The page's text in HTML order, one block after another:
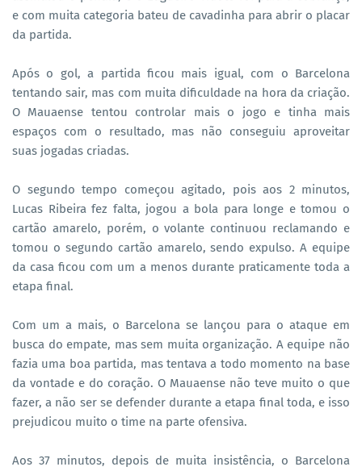
e com muita categoria bateu de cavadinha para abrir o placar
da partida.
Após o gol, a partida ficou mais igual, com o Barcelona
tentando sair, mas com muita dificuldade na hora da criação.
O Mauaense tentou controlar mais o jogo e tinha mais
espaços com o resultado, mas não conseguiu aproveitar
suas jogadas criadas.
O segundo tempo começou agitado, pois aos 2 minutos,
Lucas Ribeira fez falta, jogou a bola para longe e tomou o
cartão amarelo, porém, o volante continuou reclamando e
tomou o segundo cartão amarelo, sendo expulso. A equipe
da casa ficou com um a menos durante praticamente toda a
etapa final.
Com um a mais, o Barcelona se lançou para o ataque em
busca do empate, mas sem muita organização. A equipe não
fazia uma boa partida, mas tentava a todo momento na base
da vontade e do coração. O Mauaense não teve muito o que
fazer, a não ser se defender durante a etapa final toda, e isso
prejudicou muito o time na parte ofensiva.
Aos 37 minutos, depois de muita insistência, o Barcelona